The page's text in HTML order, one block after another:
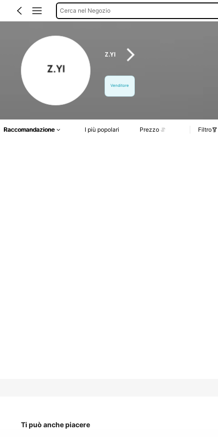
Cerca nel Negozio
Z.YI
Venditore
Raccomandazione I più popolari Prezzo Filtro
Ti può anche piacere